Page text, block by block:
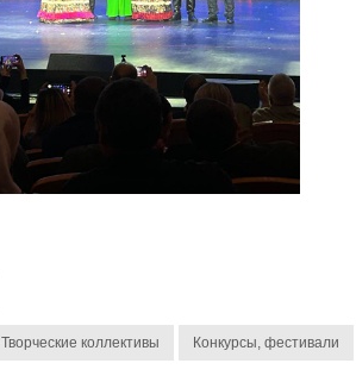
Творческие коллективы Конкурсы, фестивали